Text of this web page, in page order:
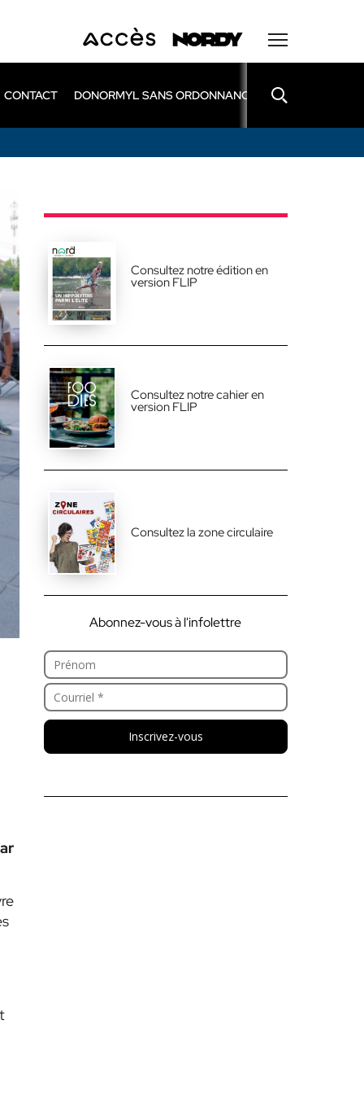
CONTACT DONORMYL SANS ORDONNANCE LEXOMIL SANS
Consultez notre édition en
version FLIP
Consultez notre cahier en
version FLIP
Consultez la zone circulaire
Abonnez-vous à l'infolettre
Inscrivez-vous